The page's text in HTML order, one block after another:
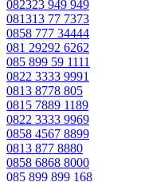
082323 949 949
081313 77 7373
0858 777 34444
081 29292 6262
085 899 59 1111
0822 3333 9991
0813 8778 805
0815 7889 1189
0822 3333 9969
0858 4567 8899
0813 877 8880
0858 6868 8000
085 899 899 168